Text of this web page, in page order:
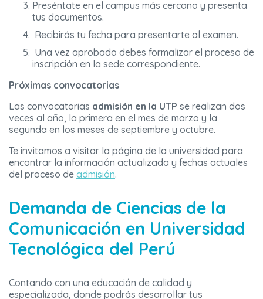
Preséntate en el campus más cercano y presenta
tus documentos.
Recibirás tu fecha para presentarte al examen.
Una vez aprobado debes formalizar el proceso de
inscripción en la sede correspondiente.
Próximas convocatorias
Las convocatorias admisión en la UTP se realizan dos
veces al año, la primera en el mes de marzo y la
segunda en los meses de septiembre y octubre.
Te invitamos a visitar la página de la universidad para
encontrar la información actualizada y fechas actuales
del proceso de admisión.
Demanda de Ciencias de la
Comunicación en Universidad
Tecnológica del Perú
Contando con una educación de calidad y
especializada, donde podrás desarrollar tus